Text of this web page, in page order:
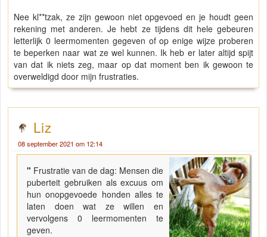
Nee kl**tzak, ze zijn gewoon niet opgevoed en je houdt geen
rekening met anderen. Je hebt ze tijdens dit hele gebeuren
letterlijk 0 leermomenten gegeven of op enige wijze proberen
te beperken naar wat ze wel kunnen. Ik heb er later altijd spijt
van dat ik niets zeg, maar op dat moment ben ik gewoon te
overweldigd door mijn frustraties.
Liz
08 september 2021 om 12:14
" Frustratie van de dag: Mensen die
puberteit gebruiken als excuus om
hun onopgevoede honden alles te
laten doen wat ze willen en
vervolgens 0 leermomenten te
geven.